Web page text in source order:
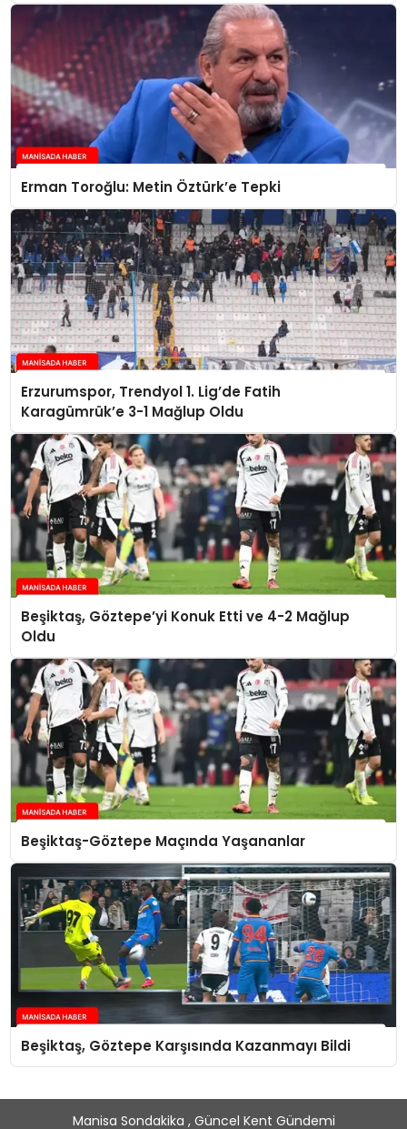
Erman Toroğlu: Metin Öztürk’e Tepki
Erzurumspor, Trendyol 1. Lig’de Fatih
Karagümrük’e 3-1 Mağlup Oldu
Beşiktaş, Göztepe’yi Konuk Etti ve 4-2 Mağlup
Oldu
Beşiktaş-Göztepe Maçında Yaşananlar
Beşiktaş, Göztepe Karşısında Kazanmayı Bildi
Manisa Sondakika , Güncel Kent Gündemi